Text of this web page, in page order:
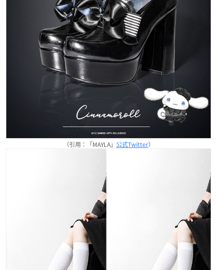
（引用：「MAYLA」 公式Twitter）